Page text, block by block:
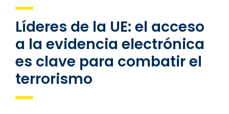
Líderes de la UE: el acceso
a la evidencia electrónica
es clave para combatir el
terrorismo